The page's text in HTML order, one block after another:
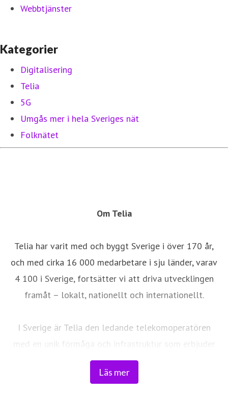
Webbtjänster
Kategorier
Digitalisering
Telia
5G
Umgås mer i hela Sveriges nät
Folknätet
Om Telia
Telia har varit med och byggt Sverige i över 170 år,
och med cirka 16 000 medarbetare i sju länder, varav
4 100 i Sverige, fortsätter vi att driva utvecklingen
framåt – lokalt, nationellt och internationellt.
I Sverige är Telia den ledande telekomoperatören
med en unik förmåga och infrastruktur som erbjuder
robust, säker och pålitlig uppkoppling – för hela
landet. Från seniorer och familjer till småföretag och
Läs mer